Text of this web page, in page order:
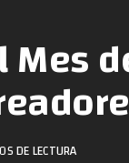
DE LECTURA